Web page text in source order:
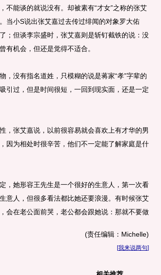
不能谈的就说没有。却被素有“才女”之称的张艾
当小S说出张艾嘉过去传过绯闻的对象罗大佑
；但谈李宗盛时，张艾嘉则是斩钉截铁的说：没
有机会，但还是觉得不适合。
没有指名道姓，只模糊的说是蒋家“孝”字辈的
引过，但是时间很短，一回到现实面，还是一定
张艾嘉说，以前很容易就会喜欢上有才华的男
因为相处时很辛苦，他们不一定能了解家庭是什
她形容王先生是一个很好的生意人，第一次看
意人，但很多看法都比她还要浪漫。有时候张艾
会在老公面前哭，老公都会跟她说：那就不要做
(责任编辑：Michelle)
[我来说两句]